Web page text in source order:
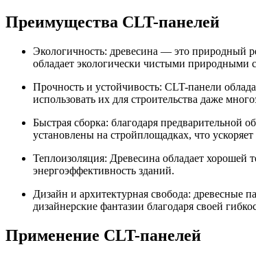
Преимущества CLT-панелей
Экологичность: древесина — это природный
обладает экологически чистыми природными
Прочность и устойчивость: CLT-панели
использовать их для строительства даже
Быстрая сборка: благодаря предварительной
установлены на стройплощадках, что ускоряет
Теплоизоляция: Древесина обладает хорошей
энергоэффективность зданий.
Дизайн и архитектурная свобода: древесные
дизайнерские фантазии благодаря своей
Применение CLT-панелей